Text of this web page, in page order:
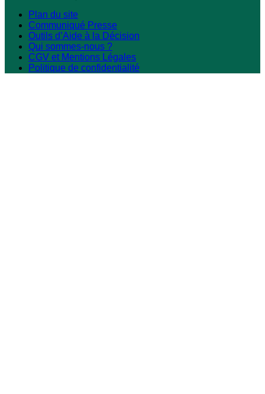
Plan du site
Communiqué Presse
Outils d’Aide à la Décision
Qui sommes-nous ?
CGV et Mentions Légales
Politique de confidentialité